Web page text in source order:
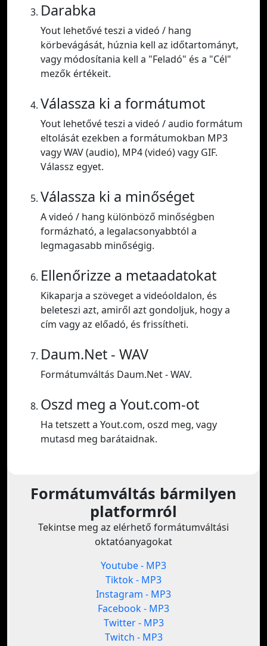
Darabka
Yout lehetővé teszi a videó / hang
körbevágását, húznia kell az időtartományt,
vagy módosítania kell a "Feladó" és a "Cél"
mezők értékeit.
Válassza ki a formátumot
Yout lehetővé teszi a videó / audio formátum
eltolását ezekben a formátumokban MP3
vagy WAV (audio), MP4 (videó) vagy GIF.
Válassz egyet.
Válassza ki a minőséget
A videó / hang különböző minőségben
formázható, a legalacsonyabbtól a
legmagasabb minőségig.
Ellenőrizze a metaadatokat
Kikaparja a szöveget a videóoldalon, és
beleteszi azt, amiről azt gondoljuk, hogy a
cím vagy az előadó, és frissítheti.
Daum.Net - WAV
Formátumváltás Daum.Net - WAV.
Oszd meg a Yout.com-ot
Ha tetszett a Yout.com, oszd meg, vagy
mutasd meg barátaidnak.
Formátumváltás bármilyen
platformról
Tekintse meg az elérhető formátumváltási
oktatóanyagokat
Youtube - MP3
Tiktok - MP3
Instagram - MP3
Facebook - MP3
Twitter - MP3
Twitch - MP3